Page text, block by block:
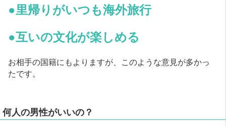
●里帰りがいつも海外旅行
●互いの文化が楽しめる
お相手の国籍にもよりますが、このような意見が多かっ
たです。
何人の男性がいいの？